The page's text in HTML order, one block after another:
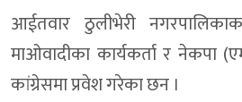
आईतवार ठुलीभेरी
माओवादीका कार्यकर्ता र नेकपा
कांग्रेसमा प्रवेश गरेका छन ।